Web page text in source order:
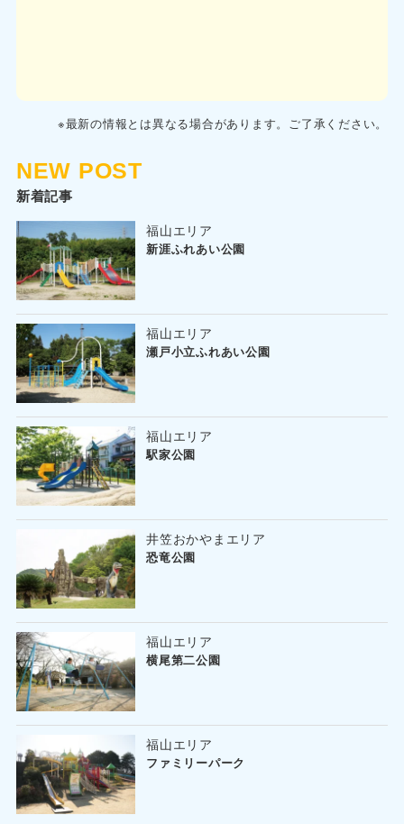
※最新の情報とは異なる場合があります。ご了承ください。
NEW POST
新着記事
福山エリア
新涯ふれあい公園
福山エリア
瀬戸小立ふれあい公園
福山エリア
駅家公園
井笠おかやまエリア
恐竜公園
福山エリア
横尾第二公園
福山エリア
ファミリーパーク